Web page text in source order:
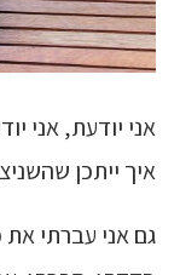
אני יודעת, אני
איך ייתכן
גם אני עברתי